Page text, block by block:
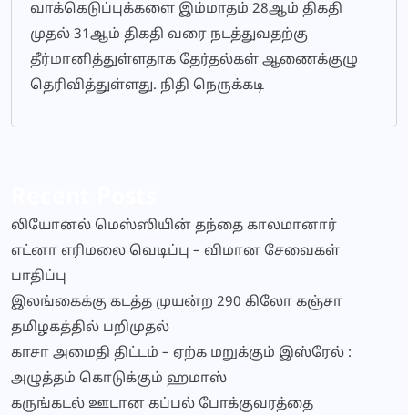
வாக்கெடுப்புக்களை இம்மாதம் 28ஆம் திகதி
முதல் 31ஆம் திகதி வரை நடத்துவதற்கு
தீர்மானித்துள்ளதாக தேர்தல்கள் ஆணைக்குழு
தெரிவித்துள்ளது. நிதி நெருக்கடி
லியோனல் மெஸ்ஸியின் தந்தை காலமானார்
எட்னா எரிமலை வெடிப்பு – விமான சேவைகள்
பாதிப்பு
இலங்கைக்கு கடத்த முயன்ற 290 கிலோ கஞ்சா
தமிழகத்தில் பறிமுதல்
காசா அமைதி திட்டம் – ஏற்க மறுக்கும் இஸ்ரேல் :
அழுத்தம் கொடுக்கும் ஹமாஸ்
கருங்கடல் ஊடான கப்பல் போக்குவரத்தை